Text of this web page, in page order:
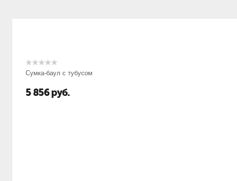
Сумка-баул с тубусом
5 856 руб.